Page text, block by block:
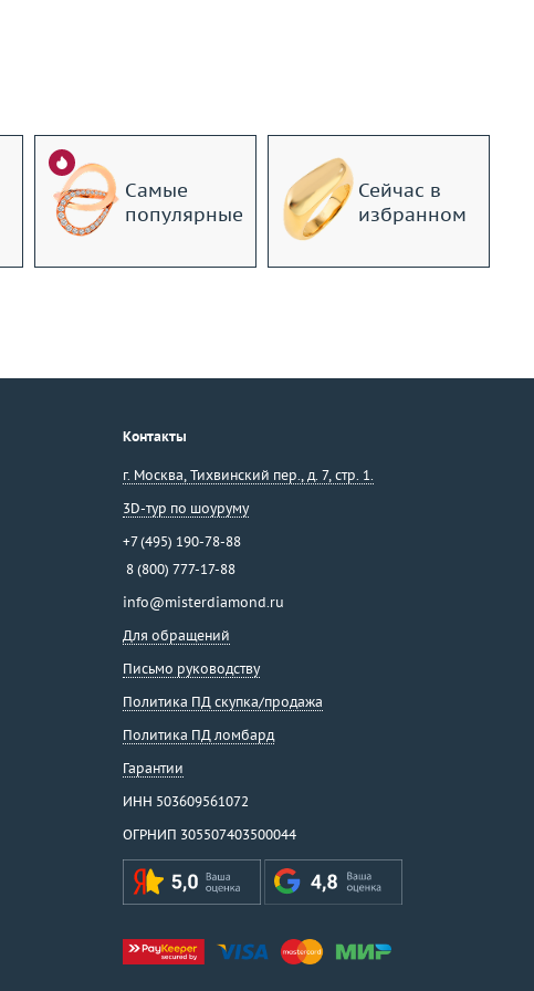
Самые
популярные
Сейчас в
избранном
Контакты
г. Москва, Тихвинский пер., д. 7, стр. 1.
3D-тур по шоуруму
+7 (495) 190-78-88
8 (800) 777-17-88
info@misterdiamond.ru
Для обращений
Письмо руководству
Политика ПД скупка/продажа
Политика ПД ломбард
Гарантии
ИНН 503609561072
ОГРНИП 305507403500044